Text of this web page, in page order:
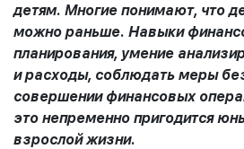
детям. Многие понимают, что
можно раньше. Навыки
планирования, умение
и расходы, соблюдать меры
совершении финансовых
это непременно пригодится
взрослой жизни.